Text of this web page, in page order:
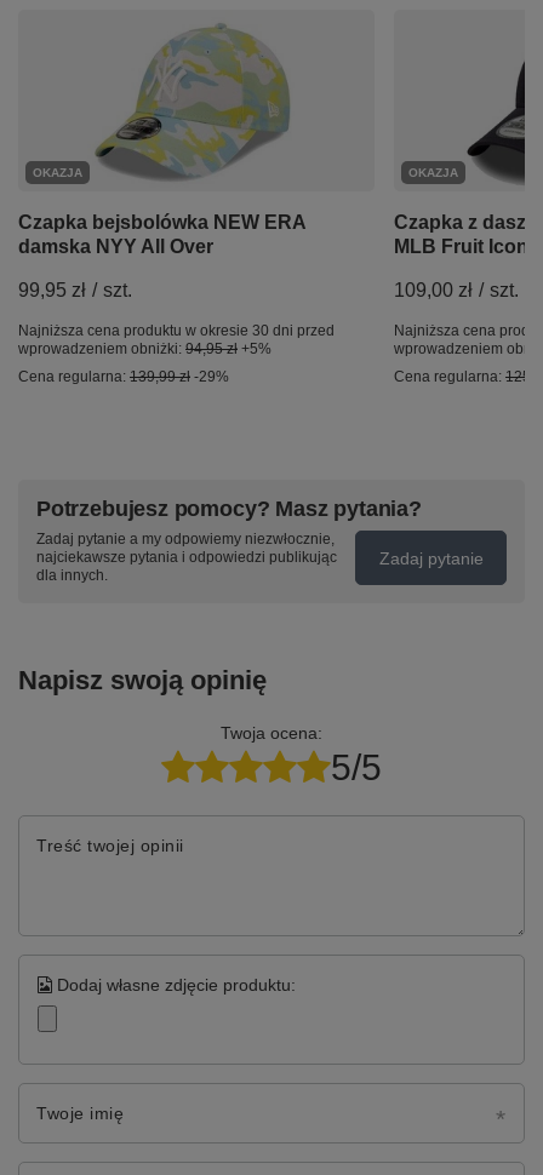
OKAZJA
Czapka bejsbolówka NEW ERA
damska NYY All Over
99,95 zł / szt.
Najniższa cena produktu w okresie 30 dni przed
wprowadzeniem obniżki: 94,95 zł +5%
Cena regularna: 139,99 zł -29%
OKAZJA
Czapka z
MLB Fruit Icon
109,00 zł / szt.
Najniższa cena
wprowadzeniem
Cena regularna:
Potrzebujesz pomocy? Masz pytania?
Zadaj pytanie a my odpowiemy niezwłocznie,
najciekawsze pytania i odpowiedzi publikując
dla innych.
Zadaj pytanie
Napisz swoją opinię
Twoja ocena:
5/5
Treść twojej opinii
Dodaj własne zdjęcie produktu:
Twoje imię